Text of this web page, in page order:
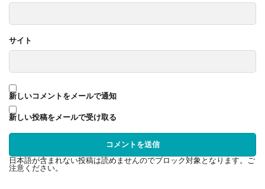
サイト
新しいコメントをメールで通知
新しい投稿をメールで受け取る
日本語が含まれない投稿は読めませんのでブロック対象となります。ご
注意ください。